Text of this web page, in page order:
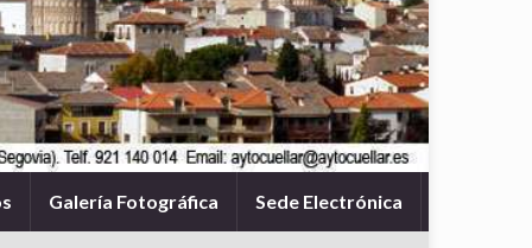
Galería Fotográfica Sede Electrónica